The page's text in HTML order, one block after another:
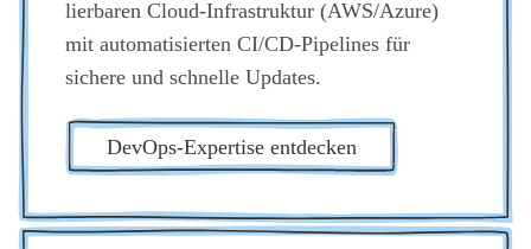
lier­ba­ren Cloud-Infra­struk­tur (AWS/Azure)
mit auto­ma­ti­sier­ten CI/CD-Pipe­lines für
siche­re und schnel­le Updates.
DevOps-Exper­ti­se ent­de­cken